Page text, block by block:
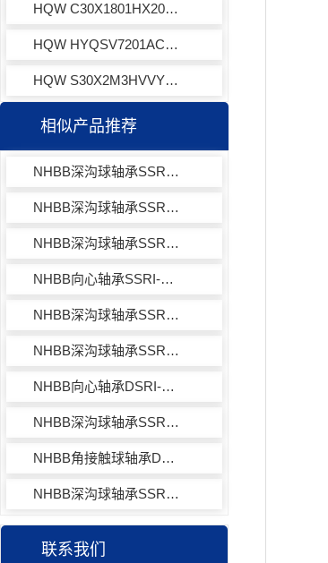
HQW C30X1801HX205YQ5667DRY角接触球轴承
HQW HYQSV7201ACFvLLBTAP4EQL13-3角接触球轴承
HQW S30X2M3HVVY972主轴轴承
相似产品推荐
NHBB深沟球轴承SSRI-418ZZA62
NHBB深沟球轴承SSRI-618EE
NHBB深沟球轴承SSRI-418ZW05
NHBB向心轴承SSRI-418X7WO5MC
NHBB深沟球轴承SSRI-814ZSD524
NHBB深沟球轴承SSRI-418
NHBB向心轴承DSRI-418X7ZMC
NHBB深沟球轴承SSRI-618ZZF
NHBB角接触球轴承DSMDRI-418ZWO5MC
NHBB深沟球轴承SSRI-518ZZ
联系我们